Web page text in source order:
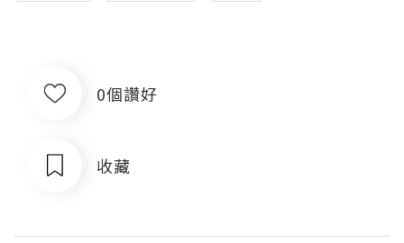
0個讚好
收藏